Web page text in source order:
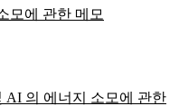
모에 관한 메모
AI 의 에너지 소모에 관한